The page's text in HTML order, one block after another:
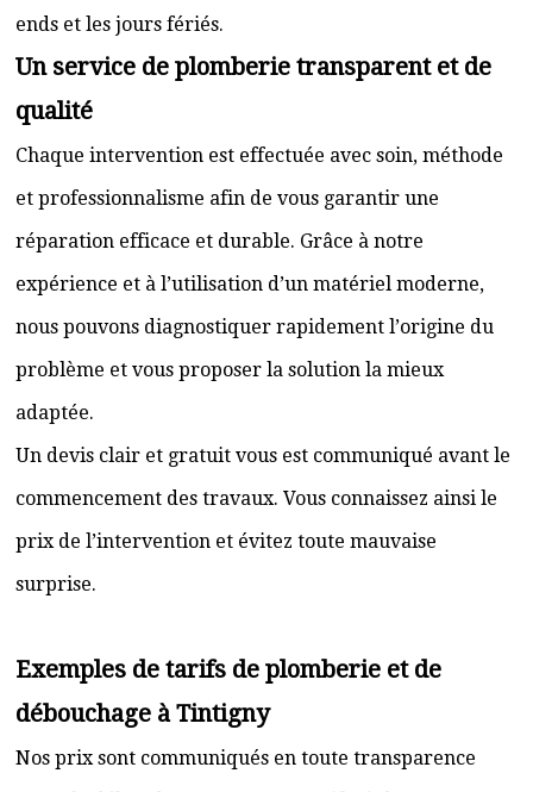
ends et les jours fériés.
Un service de plomberie transparent et de
qualité
Chaque intervention est effectuée avec soin, méthode
et professionnalisme afin de vous garantir une
réparation efficace et durable. Grâce à notre
expérience et à l’utilisation d’un matériel moderne,
nous pouvons diagnostiquer rapidement l’origine du
problème et vous proposer la solution la mieux
adaptée.
Un devis clair et gratuit vous est communiqué avant le
commencement des travaux. Vous connaissez ainsi le
prix de l’intervention et évitez toute mauvaise
surprise.
Exemples de tarifs de plomberie et de
débouchage à Tintigny
Nos prix sont communiqués en toute transparence